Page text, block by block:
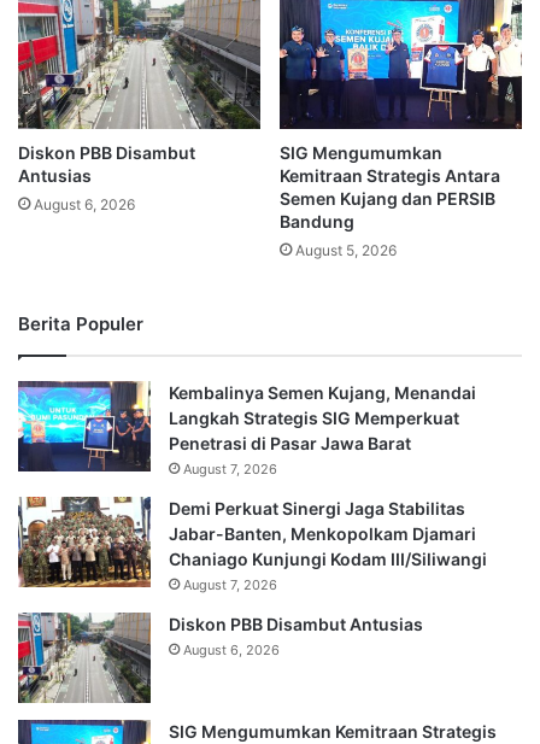
Diskon PBB Disambut
Antusias
August 6, 2026
SIG Mengumumkan
Kemitraan Strategis Antara
Semen Kujang dan PERSIB
Bandung
August 5, 2026
Berita Populer
Kembalinya Semen Kujang, Menandai
Langkah Strategis SIG Memperkuat
Penetrasi di Pasar Jawa Barat
August 7, 2026
Demi Perkuat Sinergi Jaga Stabilitas
Jabar-Banten, Menkopolkam Djamari
Chaniago Kunjungi Kodam III/Siliwangi
August 7, 2026
Diskon PBB Disambut Antusias
August 6, 2026
SIG Mengumumkan Kemitraan Strategis